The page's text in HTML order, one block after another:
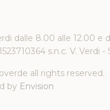
dalle 8.00 alle 12.00 e
s.n.c. V. Verdi -
all rights reserved.
by Envision